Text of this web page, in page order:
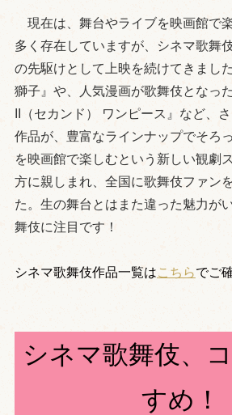
現在は、舞台やライブを映画館で
多く存在していますが、シネマ歌舞
の先駆けとして上映を続けてきまし
獅子』や、人気漫画が歌舞伎となっ
II（セカンド） ワンピース』など、
作品が、豊富なラインナップでそろ
を映画館で楽しむという新しい観劇
方に親しまれ、全国に歌舞伎ファン
た。生の舞台とはまた違った魅力が
舞伎に注目です！
シネマ歌舞伎作品一覧はこちらでご
シネマ歌舞伎、
すめ！